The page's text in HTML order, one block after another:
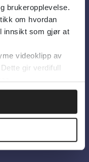
brukeropplevelse.
om hvordan
innsikt som gjør at
videoklipp av
gir verdifull